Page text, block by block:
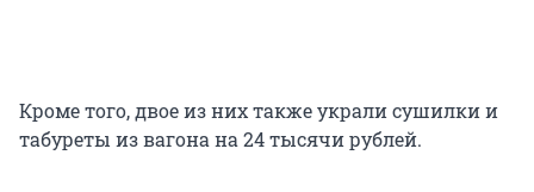
Кроме того, двое из них также украли сушилки и
табуреты из вагона на 24 тысячи рублей.